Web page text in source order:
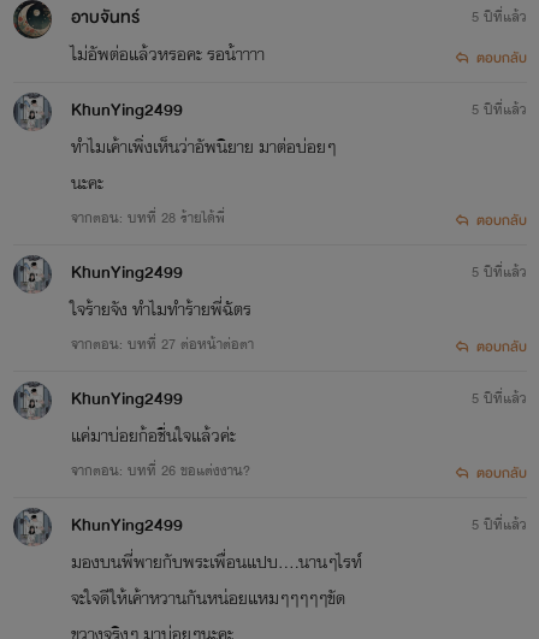
อาบจันทร์
ไม่อัพต่อแล้วหรอคะ รอน้าาาา
5 ปีที่แล้ว
ตอบกลับ
KhunYing2499
ทำไมเค้าเพิ่งเห็นว่าอัพนิยาย มาต่อบ่อยๆ
นะคะ
จากตอน: บทที่ 28 ร้ายได้พี่
5 ปีที่แล้ว
ตอบกลับ
KhunYing2499
ใจร้ายจัง ทำไมทำร้ายพี่ฉัตร
จากตอน: บทที่ 27 ต่อหน้าต่อตา
5 ปีที่แล้ว
ตอบกลับ
KhunYing2499
แค่มาบ่อยก้อชื่นใจแล้วค่ะ
จากตอน: บทที่ 26 ขอแต่งงาน?
5 ปีที่แล้ว
ตอบกลับ
KhunYing2499
มองบนพี่พายกับพระเพื่อนแปบ....นานๆไรท์
จะใจดีให้เค้าหวานกันหน่อยแหมๆๆๆๆๆขัด
5 ปีที่แล้ว